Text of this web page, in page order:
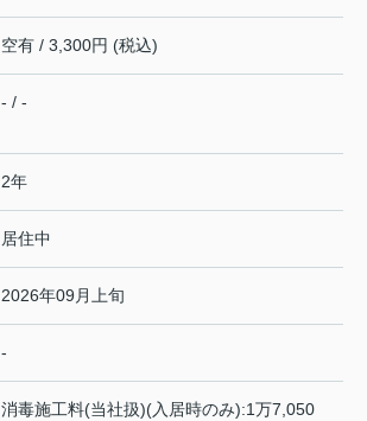
空有 / 3,300円 (税込)
- / -
2年
居住中
2026年09月上旬
-
消毒施工料(当社扱)(入居時のみ):1万7,050